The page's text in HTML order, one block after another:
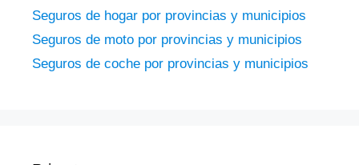
Seguros de hogar por provincias y municipios
Seguros de moto por provincias y municipios
Seguros de coche por provincias y municipios